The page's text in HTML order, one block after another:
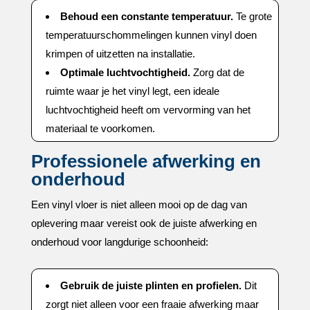
Behoud een constante temperatuur.​Te grote
temperatuurschommelingen kunnen vinyl doen
krimpen of uitzetten na installatie.​
Optimale luchtvochtigheid.​Zorg dat de
ruimte waar je het vinyl legt, een ideale
luchtvochtigheid heeft om vervorming van het
materiaal te voorkomen.​
Professionele afwerking en
onderhoud
Een vinyl vloer is niet alleen mooi op de dag van
oplevering maar vereist ook de juiste afwerking en
onderhoud voor langdurige schoonheid:
Gebruik de juiste plinten en profielen.​Dit
zorgt niet alleen voor een fraaie afwerking maar